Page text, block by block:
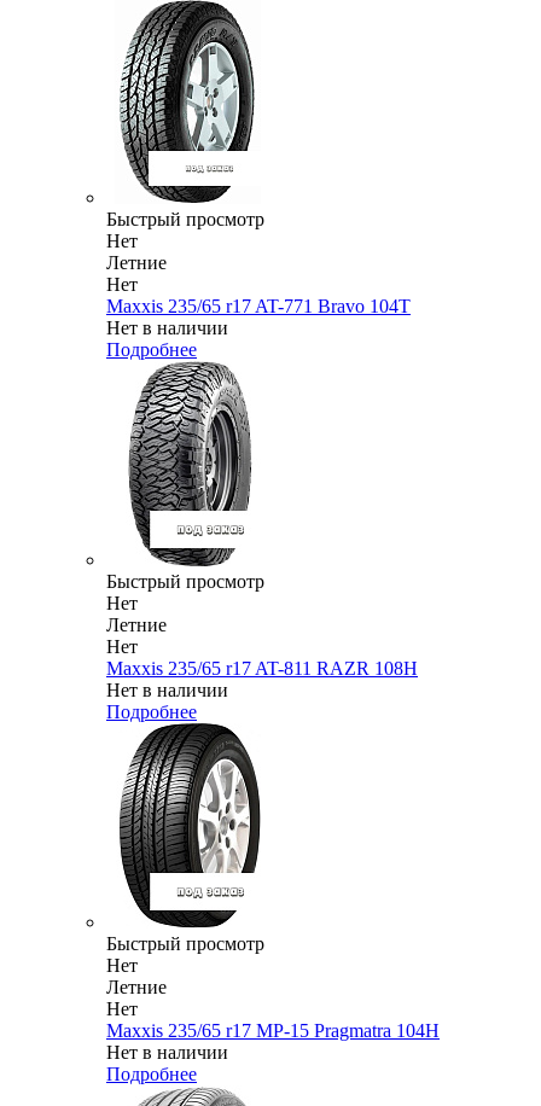
Быстрый просмотр
Нет
Летние
Нет
Maxxis 235/65 r17 AT-771 Bravo 104T
Нет в наличии
Подробнее
Быстрый просмотр
Нет
Летние
Нет
Maxxis 235/65 r17 AT-811 RAZR 108H
Нет в наличии
Подробнее
Быстрый просмотр
Нет
Летние
Нет
Maxxis 235/65 r17 MP-15 Pragmatra 104H
Нет в наличии
Подробнее